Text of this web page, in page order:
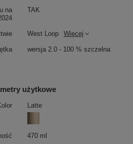
na
TAK
West Loop Więcej
wersja 2.0 - 100 % szczelna
użytkowe
Latte
470 ml